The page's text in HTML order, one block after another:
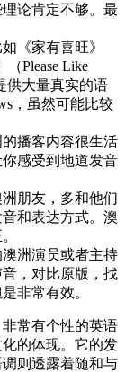
论肯定不够。最
《家有喜旺》
（Please Like
供大量真实的语
，虽然可能比较
播客内容很生活
感受到地道发音
朋友，多和他们
和表达方式。澳
洲演员或者主持
，对比原版，找
非常有效。
常有个性的英语
的体现。它的发
则透露着随和与